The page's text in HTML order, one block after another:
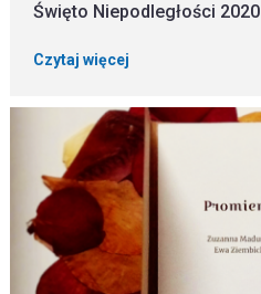
Święto Niepodległości 2020
Czytaj więcej